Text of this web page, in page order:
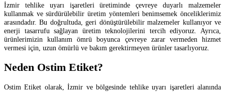
İzmir tehlike uyarı işaretleri üretiminde çevreye duyarlı malzemeler
kullanmak ve sürdürülebilir üretim yöntemleri benimsemek önceliklerimiz
arasındadır. Bu doğrultuda, geri dönüştürülebilir malzemeler kullanıyor ve
enerji tasarrufu sağlayan üretim teknolojilerini tercih ediyoruz. Ayrıca,
ürünlerimizin kullanım ömrü boyunca çevreye zarar vermeden hizmet
vermesi için, uzun ömürlü ve bakım gerektirmeyen ürünler tasarlıyoruz.
Neden Ostim Etiket?
Ostim Etiket olarak, İzmir ve bölgesinde tehlike uyarı işaretleri alanında